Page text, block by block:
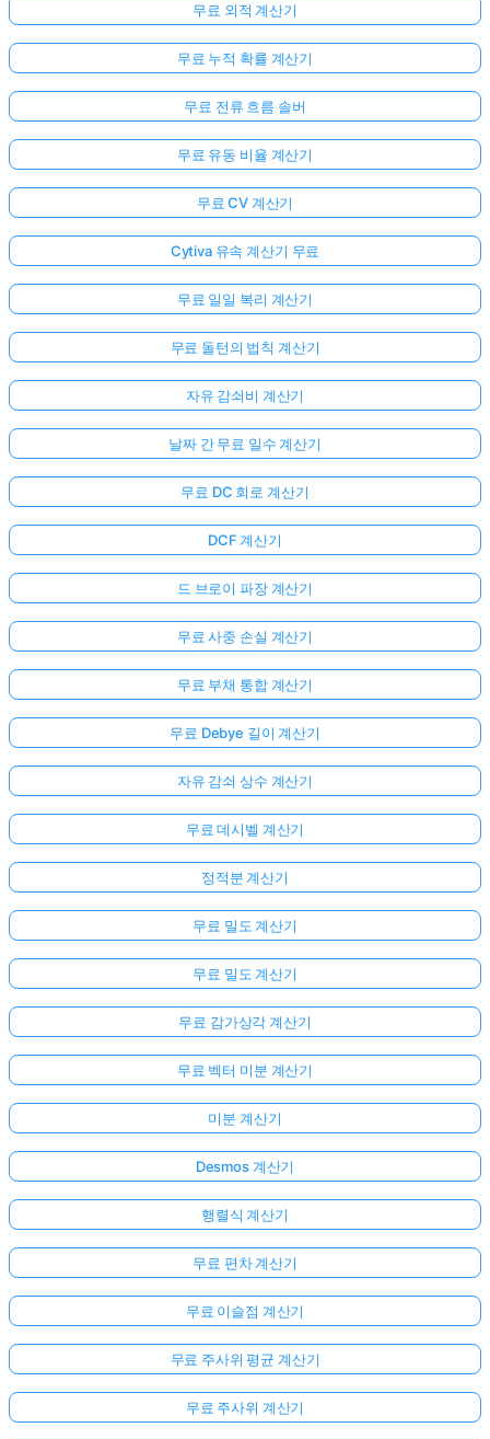
무료 외적 계산기
무료 누적 확률 계산기
무료 전류 흐름 솔버
무료 유동 비율 계산기
무료 CV 계산기
Cytiva 유속 계산기 무료
무료 일일 복리 계산기
무료 돌턴의 법칙 계산기
자유 감쇠비 계산기
날짜 간 무료 일수 계산기
무료 DC 회로 계산기
DCF 계산기
드 브로이 파장 계산기
무료 사중 손실 계산기
무료 부채 통합 계산기
무료 Debye 길이 계산기
자유 감쇠 상수 계산기
무료 데시벨 계산기
정적분 계산기
무료 밀도 계산기
무료 밀도 계산기
무료 감가상각 계산기
무료 벡터 미분 계산기
미분 계산기
Desmos 계산기
행렬식 계산기
무료 편차 계산기
무료 이슬점 계산기
무료 주사위 평균 계산기
무료 주사위 계산기